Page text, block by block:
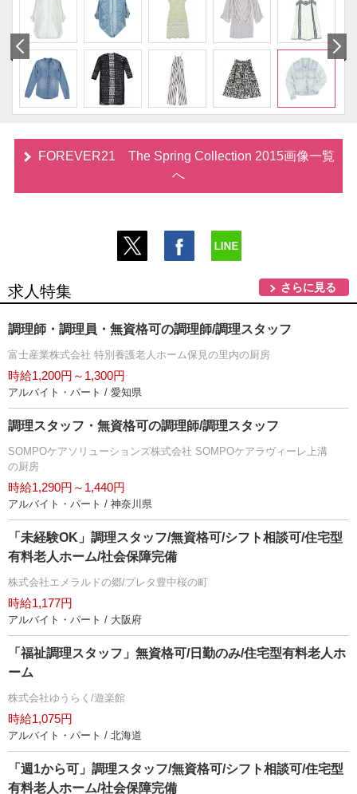
FOREVER21 The Spring Collection 2015画像一覧
へ
求人特集 さらに見る
調理師・調理員・無資格可の調理師/調理スタッフ
富士産業株式会社 特別養護老人ホーム保見の里内の厨房
時給1,200円～1,300円
アルバイト・パート / 愛知県
調理スタッフ・無資格可の調理師/調理スタッフ
SOMPOケアソリューションズ株式会社 SOMPOケアラヴィーレ上溝
の厨房
時給1,290円～1,440円
アルバイト・パート / 神奈川県
「未経験OK」調理スタッフ/無資格可/シフト相談可/住宅型
有料老人ホーム/社会保障完備
株式会社エメラルドの郷/プレタ豊中桜の町
時給1,177円
アルバイト・パート / 大阪府
「福祉調理スタッフ」無資格可/日勤のみ/住宅型有料老人ホ
ーム
株式会社ゆうらく/遊楽館
時給1,075円
アルバイト・パート / 北海道
「週1から可」調理スタッフ/無資格可/シフト相談可/住宅型
有料老人ホーム/社会保障完備